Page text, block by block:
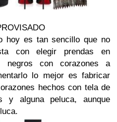
hoy es tan sencillo que no
con elegir prendas en
negros con corazones a
lo mejor es fabricar
hechos con tela de
alguna peluca, aunque